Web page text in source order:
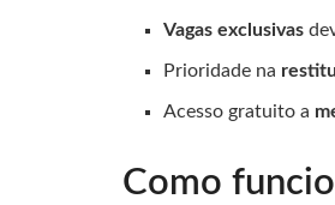
Vagas exclusivas
Prioridade na
Acesso gratuito a
Como